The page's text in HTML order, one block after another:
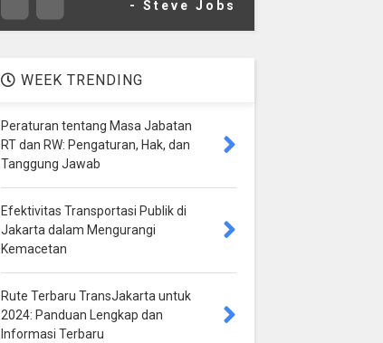
- Steve Jobs
WEEK TRENDING
Peraturan tentang Masa Jabatan
RT dan RW: Pengaturan, Hak, dan
Tanggung Jawab
Efektivitas Transportasi Publik di
Jakarta dalam Mengurangi
Kemacetan
Rute Terbaru TransJakarta untuk
2024: Panduan Lengkap dan
Informasi Terbaru